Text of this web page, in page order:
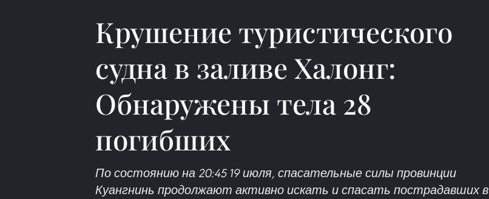
Крушение туристического
судна в заливе Халонг:
Обнаружены тела 28
погибших
По состоянию на 20:45 19 июля, спасательные силы провинции
Куангнинь продолжают активно искать и спасать пострадавших в